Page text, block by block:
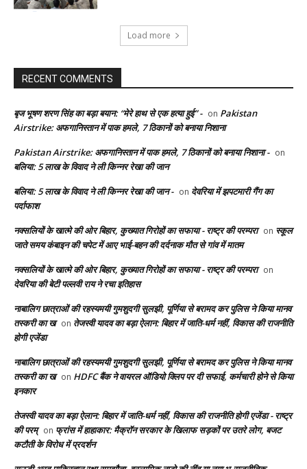
Load more
RECENT COMMENTS
बृज भूषण शरण सिंह का बड़ा बयान: “मेरे हाथ से एक हत्या हुई” - on Pakistan
Airstrike: अफगानिस्तान में पाक हमले, 7 ठिकानों को बनाया निशाना
Pakistan Airstrike: अफगानिस्तान में पाक हमले, 7 ठिकानों को बनाया निशाना - on
बलिया: 5 लाख के विवाद ने ली किन्नर रेखा की जान
बलिया: 5 लाख के विवाद ने ली किन्नर रेखा की जान - on देवरिया में झपटमारी गैंग का
पर्दाफाश
नक्सलियों के खात्मे की ओर बिहार, कुख्यात गिरोहों का सफाया - राष्ट्र की परम्परा on स्कूल
जाते समय कंबाइन की चपेट में आए भाई-बहन की दर्दनाक मौत से गांव में मातम
नक्सलियों के खात्मे की ओर बिहार, कुख्यात गिरोहों का सफाया - राष्ट्र की परम्परा on
देवरिया की बेटी पल्लवी राय ने रचा इतिहास
नाबालिग छात्राओं की रहस्यमयी गुमशुदगी सुलझी, पूर्णिया से बरामद कर पुलिस ने किया मानव
तस्करी का ख on तेजस्वी यादव का बड़ा ऐलान: बिहार में जाति-धर्म नहीं, विकास की राजनीति
होगी एजेंडा
नाबालिग छात्राओं की रहस्यमयी गुमशुदगी सुलझी, पूर्णिया से बरामद कर पुलिस ने किया मानव
तस्करी का ख on HDFC बैंक ने वायरल ऑडियो क्लिप पर दी सफाई, कर्मचारी होने से किया
इनकार
तेजस्वी यादव का बड़ा ऐलान: बिहार में जाति-धर्म नहीं, विकास की राजनीति होगी एजेंडा - राष्ट्र
की परम् on फ्रांस में हाहाकार: मैक्रॉन सरकार के खिलाफ सड़कों पर उतरे लोग, बजट
कटौती के विरोध में प्रदर्शन